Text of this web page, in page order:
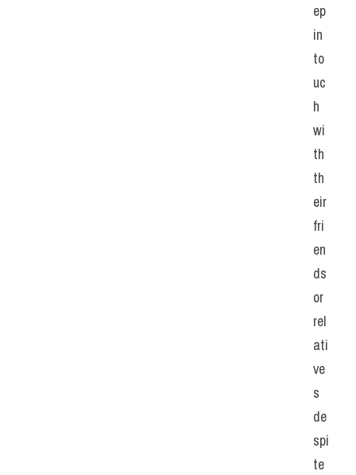
ep
in
to
uc
h
wi
th
th
eir
fri
en
ds
or
rel
ati
ve
s
de
spi
te